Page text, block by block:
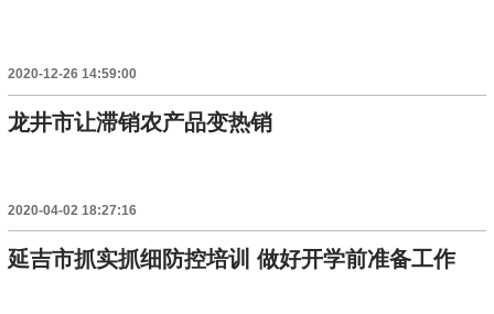
2020-12-26 14:59:00
龙井市让滞销农产品变热销
2020-04-02 18:27:16
延吉市抓实抓细防控培训 做好开学前准备工作